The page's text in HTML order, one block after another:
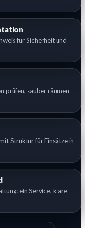
für Sicherheit und
prüfen, sauber räumen
Struktur für Einsätze in
ein Service, klare